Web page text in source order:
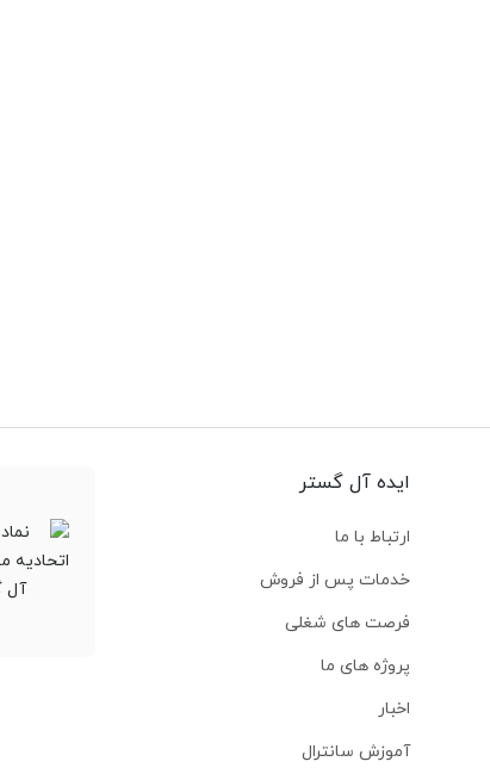
ایده آل گستر
ارتباط با ما
خدمات پس از فروش
فرصت های شغلی
پروژه های ما
اخبار
آموزش سانترال